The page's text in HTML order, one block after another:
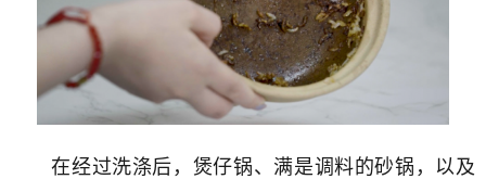
在经过洗涤后，煲仔锅、满是调料的砂锅，以及